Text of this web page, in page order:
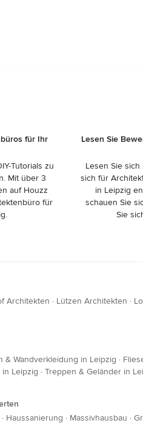
für Ihr
Tutorials zu
Mit über 3
auf Houzz
für
Lesen Sie
Lesen Sie
sich für
in Leipzig
schauen Sie
Sie
Architekten · Lützen Architekten ·
& Wandverkleidung in Leipzig ·
Leipzig · Treppen & Geländer in
· Haussanierung · Massivhausbau ·